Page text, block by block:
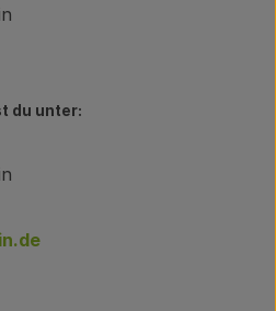
du unter:
www.facebook.com/
https://www.tiktok.com/
zu https://